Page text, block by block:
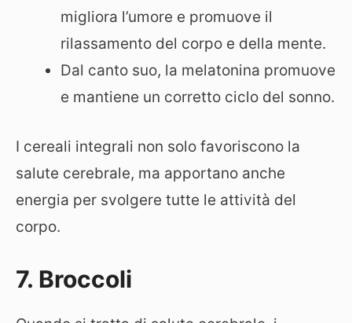
migliora l’umore e promuove il
rilassamento del corpo e della mente.
Dal canto suo, la melatonina promuove
e mantiene un corretto ciclo del sonno.
I cereali integrali non solo favoriscono la
salute cerebrale, ma apportano anche
energia per svolgere tutte le attività del
corpo.
7. Broccoli